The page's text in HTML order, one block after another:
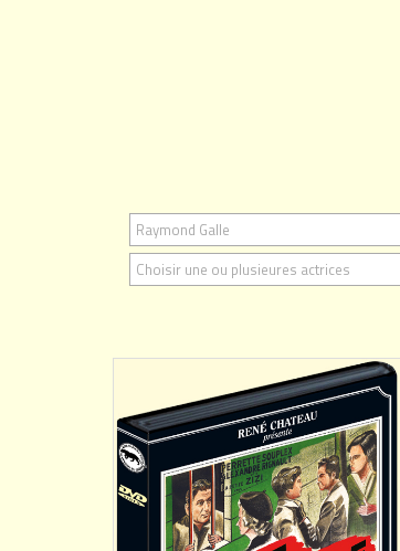
Raymond Galle
Choisir une ou plusieures actrices
AJOUTER